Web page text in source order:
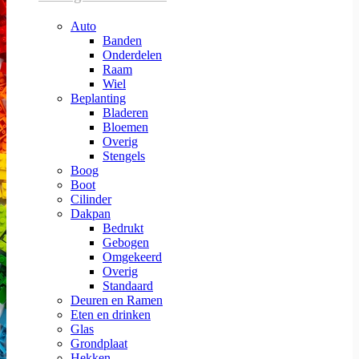
Auto
Banden
Onderdelen
Raam
Wiel
Beplanting
Bladeren
Bloemen
Overig
Stengels
Boog
Boot
Cilinder
Dakpan
Bedrukt
Gebogen
Omgekeerd
Overig
Standaard
Deuren en Ramen
Eten en drinken
Glas
Grondplaat